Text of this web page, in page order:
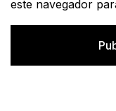
este navegador